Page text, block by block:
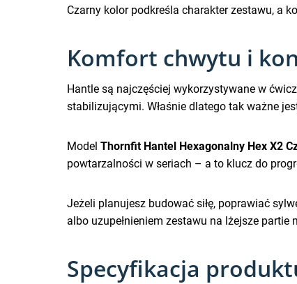
Czarny kolor podkreśla charakter zestawu, a
Komfort chwytu i
Hantle są najczęściej wykorzystywane w
stabilizującymi. Właśnie dlatego tak ważne
Model Thornfit Hantel Hexagonalny Hex X2
powtarzalności w seriach – a to klucz do
Jeżeli planujesz budować siłę, poprawiać
albo uzupełnieniem zestawu na lżejsze partie
Specyfikacja